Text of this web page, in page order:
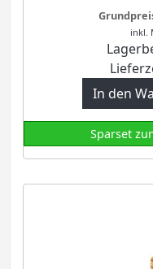
inkl.
In den
Sparset